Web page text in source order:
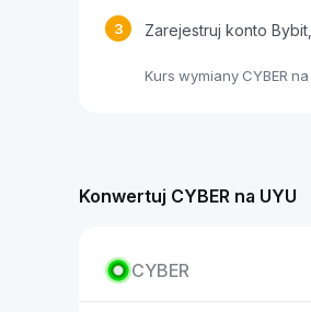
3 Zarejestruj konto
Kurs wymiany CYBER
Konwertuj CYBER na UYU
CYBER